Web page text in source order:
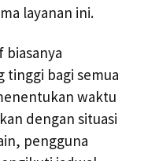
layanan ini.
tinggi bagi semua
waktu
dengan situasi
pengguna